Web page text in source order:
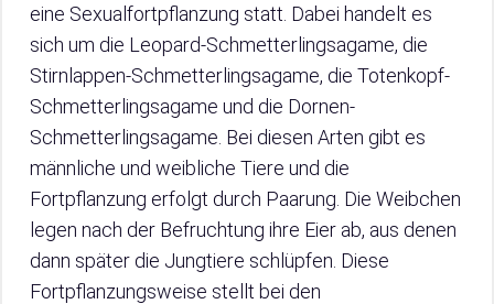
eine Sexualfortpflanzung statt. Dabei handelt es
sich um die Leopard-Schmetterlingsagame, die
Stirnlappen-Schmetterlingsagame, die Totenkopf-
Schmetterlingsagame und die Dornen-
Schmetterlingsagame. Bei diesen Arten gibt es
männliche und weibliche Tiere und die
Fortpflanzung erfolgt durch Paarung. Die Weibchen
legen nach der Befruchtung ihre Eier ab, aus denen
dann später die Jungtiere schlüpfen. Diese
Fortpflanzungsweise stellt bei den